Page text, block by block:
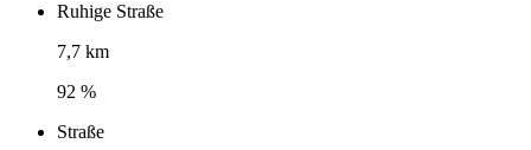
Ruhige Straße
7,7 km
92 %
Straße